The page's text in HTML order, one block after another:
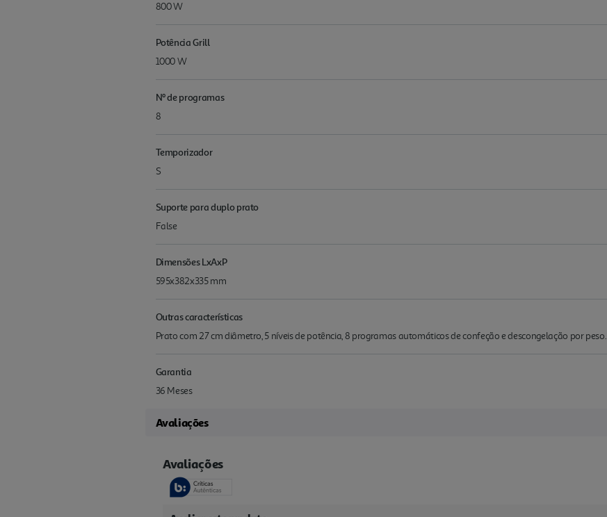
800 W
Potência Grill
1000 W
Nº de programas
8
Temporizador
S
Suporte para duplo prato
False
Dimensões LxAxP
595x382x335 mm
Outras características
Prato com 27 cm diâmetro, 5 níveis de potência, 8 programas automáticos de confeção e descongelação por peso.
Garantia
36 Meses
Avaliações